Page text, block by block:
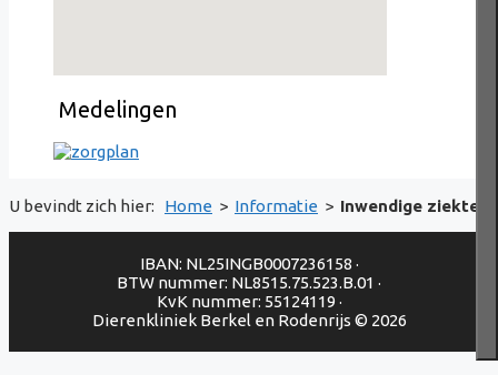
Medelingen
U bevindt zich hier: Home > Informatie > Inwendige ziekten
IBAN: NL25INGB0007236158 ·
BTW nummer: NL8515.75.523.B.01 ·
KvK nummer: 55124119 ·
Dierenkliniek Berkel en Rodenrijs © 2026